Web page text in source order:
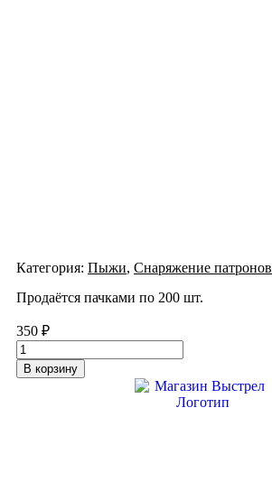
Категория: Пыжи, Снаряжение патронов
Продаётся пачками по 200 шт.
350 ₽
Количество
товара
Пыж
В корзину